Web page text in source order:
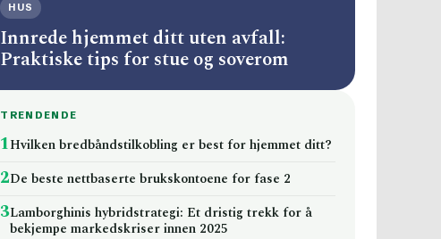
HUS
Innrede hjemmet ditt uten avfall:
Praktiske tips for stue og soverom
TRENDENDE
1Hvilken bredbåndstilkobling er best for hjemmet ditt?
2De beste nettbaserte brukskontoene for fase 2
3Lamborghinis hybridstrategi: Et dristig trekk for å
bekjempe markedskriser innen 2025